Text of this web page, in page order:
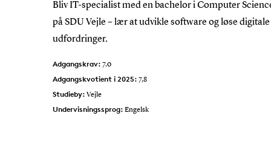
Bliv IT-specialist med en bachelor i Computer
på SDU Vejle – lær at udvikle software og løse digitale
udfordringer.
Adgangskrav: 7.0
Adgangskvotient i 2025: 7,8
Studieby: Vejle
Undervisningssprog: Engelsk